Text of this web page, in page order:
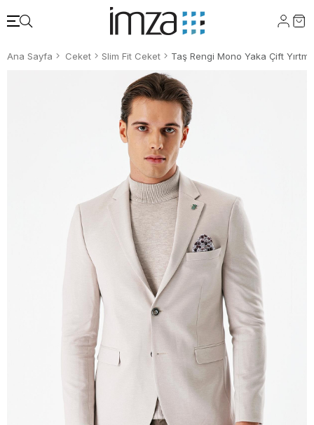
Ana Sayfa Ceket Slim Fit Ceket